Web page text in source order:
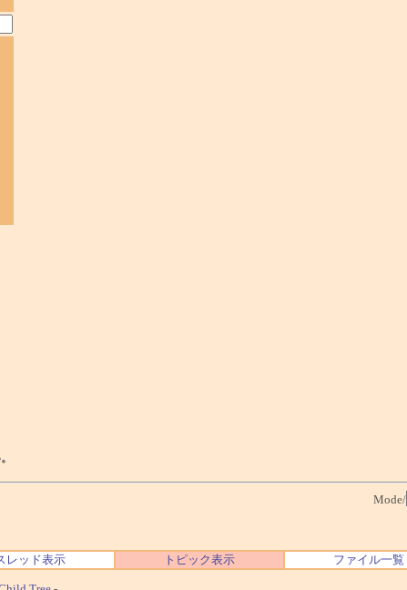
Mode/
レッド表示 トピック表示 ファイル一覧